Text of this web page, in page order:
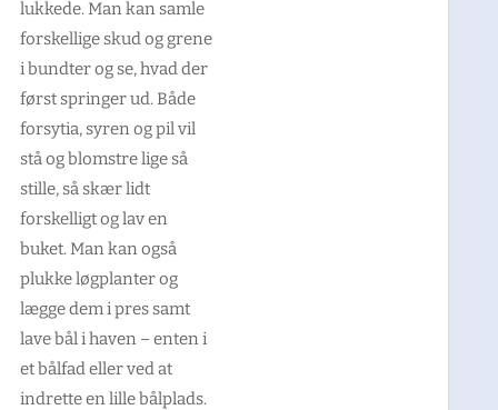
lukkede. Man kan samle
forskellige skud og grene
i bundter og se, hvad der
først springer ud. Både
forsytia, syren og pil vil
stå og blomstre lige så
stille, så skær lidt
forskelligt og lav en
buket. Man kan også
plukke løgplanter og
lægge dem i pres samt
lave bål i haven – enten i
et bålfad eller ved at
indrette en lille bålplads.